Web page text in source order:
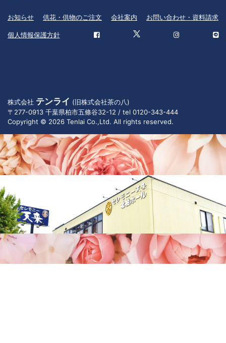
お知らせ 供花・供物のご注文 会社案内 お問い合わせ・資料請求
個人情報保護方針
株式会社 テンライ (旧株式会社茶の八)
〒277-0913 千葉県柏市五條谷32-12 / tel 0120-343-444
Copyright © 2026 Tenlai Co.,Ltd. All rights reserved.